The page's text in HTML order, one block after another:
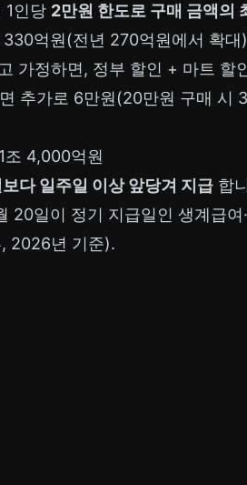
1인당 2만원 한도로 구매 금액의
억원(전년 270억원에서 확대
가정하면, 정부 할인 + 마트 할
추가로 6만원(20만원 구매 시
4,000억원
다 일주일 이상 앞당겨 지급 합
20일이 정기 지급일인 생계급여
2026년 기준).